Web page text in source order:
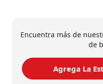
Encuentra más de
de
Agrega La